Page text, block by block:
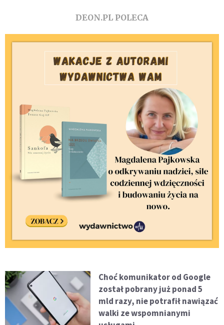
DEON.PL POLECA
Choć komunikator od Google
został pobrany już ponad 5
mld razy, nie potrafił nawiązać
walki ze wspomnianymi